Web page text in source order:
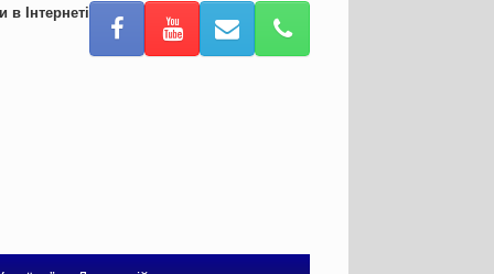
в Інтернеті